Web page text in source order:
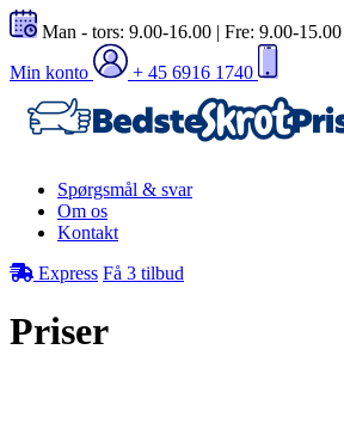
Man - tors: 9.00-16.00 | Fre: 9.00-15.00
Min konto
+ 45 6916 1740
Spørgsmål & svar
Om os
Kontakt
Express Få 3 tilbud
Priser